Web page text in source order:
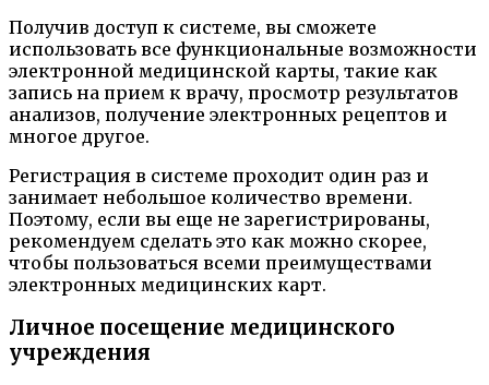
Получив доступ к системе, вы сможете
использовать все функциональные возможности
электронной медицинской карты, такие как
запись на прием к врачу, просмотр результатов
анализов, получение электронных рецептов и
многое другое.
Регистрация в системе проходит один раз и
занимает небольшое количество времени.
Поэтому, если вы еще не зарегистрированы,
рекомендуем сделать это как можно скорее,
чтобы пользоваться всеми преимуществами
электронных медицинских карт.
Личное посещение медицинского
учреждения